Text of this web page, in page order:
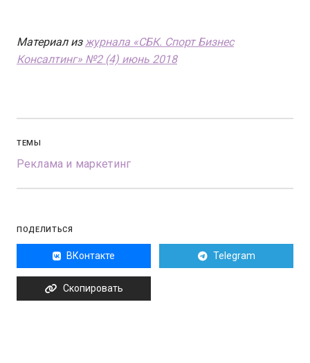
Материал изжурнала «СБК. Спорт Бизнес
Консалтинг» №2 (4) июнь 2018
ТЕМЫ
Реклама и маркетинг
ПОДЕЛИТЬСЯ
ВКонтакте Telegram
Скопировать